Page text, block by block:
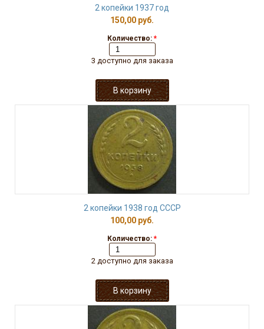
2 копейки 1937 год
150,00 руб.
Количество: *
3 доступно для заказа
2 копейки 1938 год СССР
100,00 руб.
Количество: *
2 доступно для заказа